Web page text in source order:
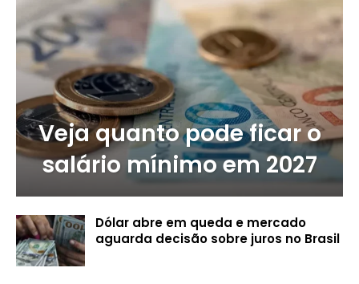
Veja quanto pode ficar o
salário mínimo em 2027
Dólar abre em queda e mercado
aguarda decisão sobre juros no Brasil